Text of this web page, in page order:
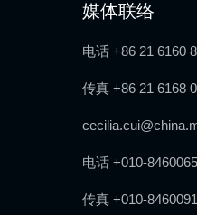
媒体联络
电话 +86 21 6160
传真 +86 21 6168
电话 +010-
传真 +010-